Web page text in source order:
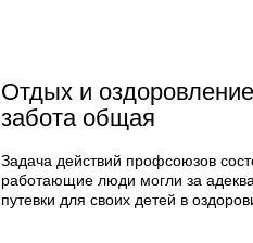
Отдых и
забота общая
Задача действий профсоюзов
работающие люди могли за
путевки для своих детей в